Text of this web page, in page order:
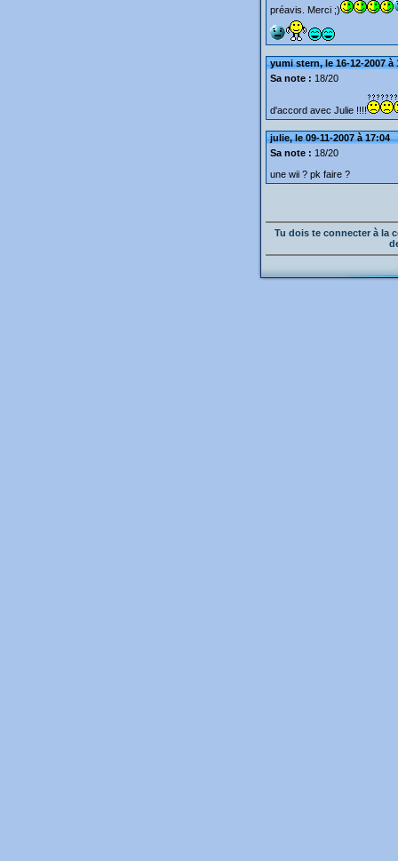
préavis. Merci ;)
yumi stern, le 16-12-2007 à
Sa note : 18/20
d'accord avec Julie !!!!
julie, le 09-11-2007 à 17:04
Sa note : 18/20
une wii ? pk faire ?
Tu dois te connecter à la